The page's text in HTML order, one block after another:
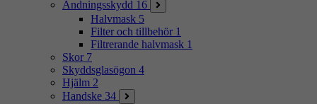
Andningsskydd 16
Halvmask 5
Filter och tillbehör 1
Filtrerande halvmask 1
Skor 7
Skyddsglasögon 4
Hjälm 2
Handske 34